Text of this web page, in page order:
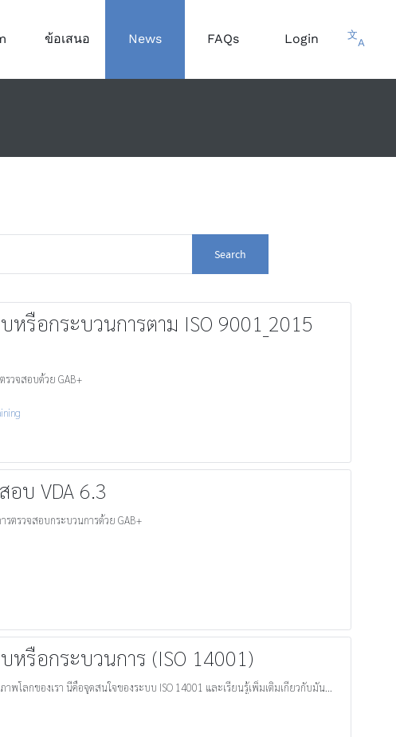
ข้อเสนอ News FAQs Login 文
A
Search
หรือกระบวนการตาม ISO 9001_2015
รวจสอบด้วย GAB+
อบ VDA 6.3
รตรวจสอบกระบวนการด้วย GAB+
หรือกระบวนการ (ISO 14001)
ลกของเรา นี่คือจุดสนใจของระบบ ISO 14001 และเรียนรู้เพิ่มเติมเกี่ยวกับมัน...